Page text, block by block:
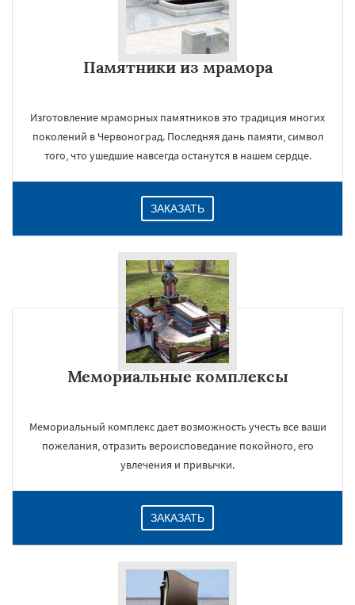
Памятники из мрамора
Изготовление мраморных памятников это традиция многих
поколений в Червоноград. Последняя дань памяти, символ
того, что ушедшие навсегда останутся в нашем сердце.
ЗАКАЗАТЬ
Мемориальные комплексы
Мемориальный комплекс дает возможность учесть все ваши
пожелания, отразить вероисповедание покойного, его
увлечения и привычки.
ЗАКАЗАТЬ